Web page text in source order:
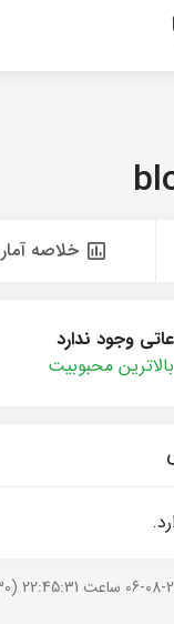
خلاصه آمار
وجود ندارد
بالاترین محبوبیت